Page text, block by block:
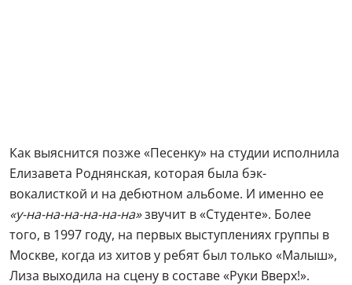
Как выяснится позже «Песенку» на студии исполнила
Елизавета Роднянская, которая была бэк-
вокалисткой и на дебютном альбоме. И именно ее
«у-на-на-на-на-на-на»звучит в «Студенте». Более
того, в 1997 году, на первых выступлениях группы в
Москве, когда из хитов у ребят был только «Малыш»,
Лиза выходила на сцену в составе «Руки Вверх!».